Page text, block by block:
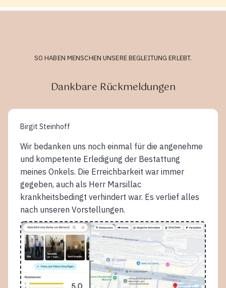
SO HABEN MENSCHEN UNSERE BEGLEITUNG ERLEBT.
Dankbare Rückmeldungen
Birgit Steinhoff
Wir bedanken uns noch einmal für die angenehme
und kompetente Erledigung der Bestattung
meines Onkels. Die Erreichbarkeit war immer
gegeben, auch als Herr Marsillac
krankheitsbedingt verhindert war. Es verlief alles
nach unseren Vorstellungen.